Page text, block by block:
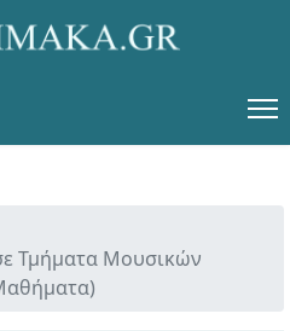
Τμήματα Μουσικών